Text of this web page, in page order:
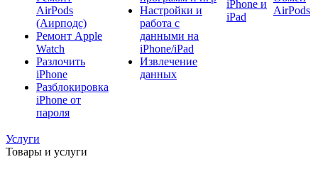
AirPods
(Аирподс)
Ремонт Apple
Watch
Разлочить
iPhone
Разблокировка
iPhone от
пароля
Настройки и
работа с
данными на
iPhone/iPad
Извлечение
данных
iPhone и
iPad
AirPods
Услуги
Товары и услуги